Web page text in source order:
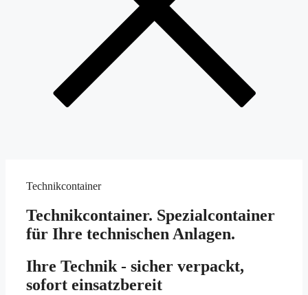
Technikcontainer
Technikcontainer. Spezialcontainer
für Ihre technischen Anlagen.
Ihre Technik - sicher verpackt,
sofort einsatzbereit